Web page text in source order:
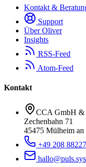
Kontakt &
Support
Über Oliver
Insights
RSS-Feed
Atom-Feed
Kontakt
CCA GmbH &
Zechenbahn 71
45475 Mülheim an
+49 208